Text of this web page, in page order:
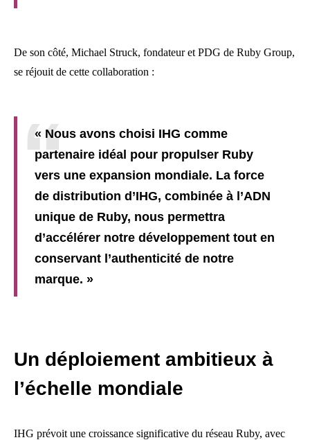
De son côté, Michael Struck, fondateur et PDG de Ruby Group,
se réjouit de cette collaboration :
« Nous avons choisi IHG comme
partenaire idéal pour propulser Ruby
vers une expansion mondiale. La force
de distribution d’IHG, combinée à l’ADN
unique de Ruby, nous permettra
d’accélérer notre développement tout en
conservant l’authenticité de notre
marque. »
Un déploiement ambitieux à
l’échelle mondiale
IHG prévoit une croissance significative du réseau Ruby, avec